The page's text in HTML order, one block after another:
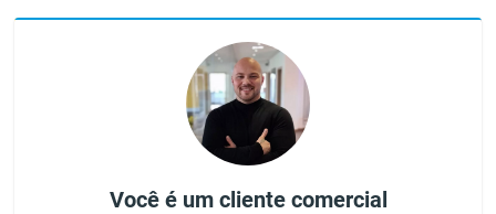
Você é um cliente comercial